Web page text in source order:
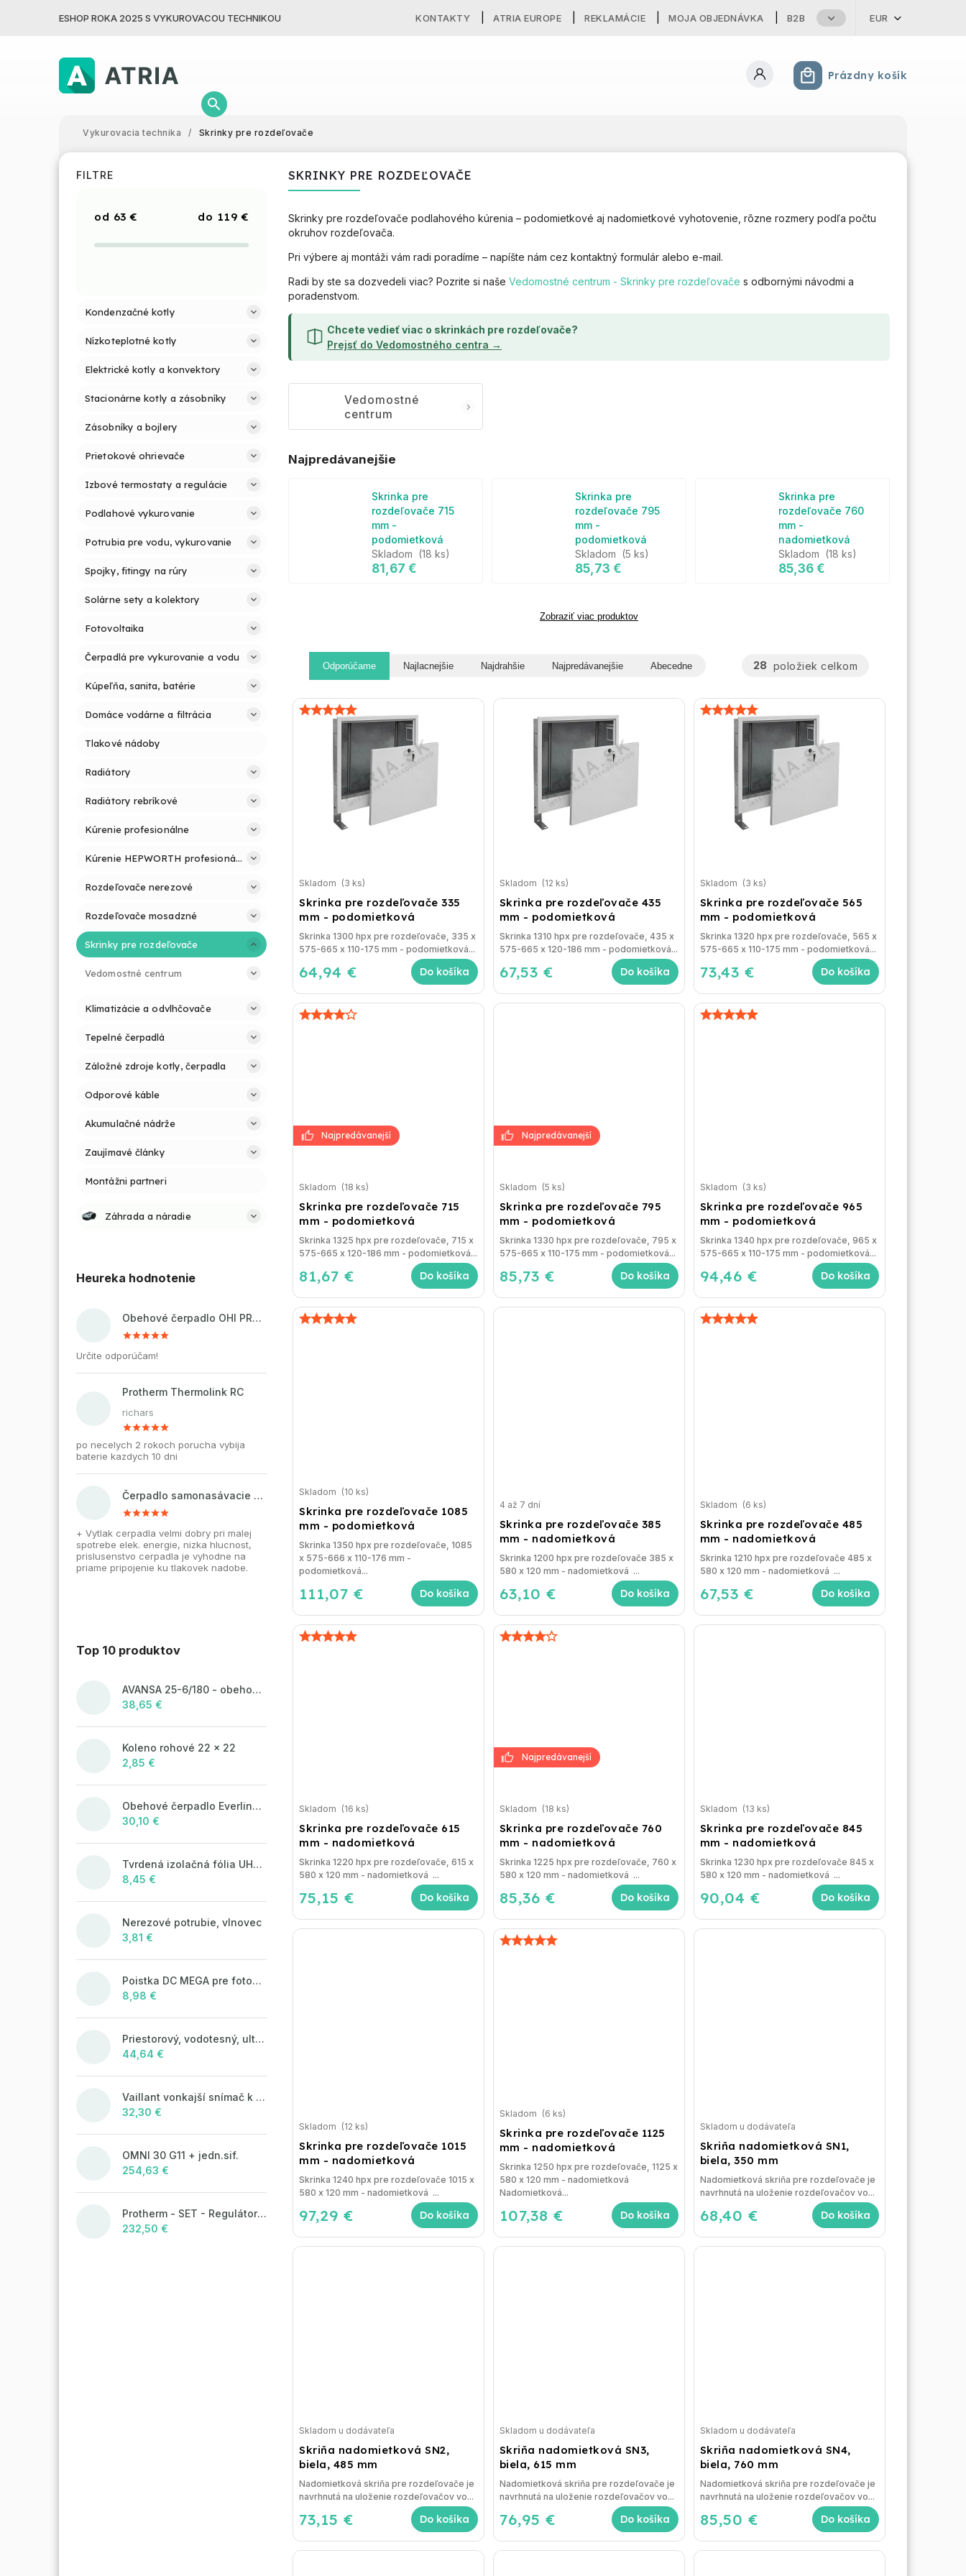
ESHOP ROKA 2025 S VYKUROVACOU TECHNIKOU KONTAKTY ATRIA EUROPE REKLAMÁCIE MOJA OBJEDNÁVKA B2B EUR
Nákupný košík
Prázdny košík
Vykurovacia technika / Skrinky pre rozdeľovače
FILTRE
63 € 119 €
Kondenzačné kotly
Nízkoteplotné kotly
Elektrické kotly a konvektory
Stacionárne kotly a zásobníky
Zásobníky a bojlery
Prietokové ohrievače
Izbové termostaty a regulácie
Podlahové vykurovanie
Potrubia pre vodu, vykurovanie
Spojky, fitingy na rúry
Solárne sety a kolektory
Fotovoltaika
Čerpadlá pre vykurovanie a vodu
Kúpeľňa, sanita, batérie
Domáce vodárne a filtrácia
Tlakové nádoby
Radiátory
Radiátory rebríkové
Kúrenie profesionálne
Kúrenie HEPWORTH profesionálne a jednoducho
Rozdeľovače nerezové
Rozdeľovače mosadzné
Skrinky pre rozdeľovače
Vedomostné centrum
Klimatizácie a odvlhčovače
Tepelné čerpadlá
Záložné zdroje kotly, čerpadla
Odporové káble
Akumulačné nádrže
Zaujímavé články
Montážni partneri
Záhrada a náradie
Heureka hodnotenie
Obehové čerpadlo OHI PRO 32-60/180 pre kúrenie a cirkuláciu vody
Určite odporúčam!
Protherm Thermolink RC
richars
po necelych 2 rokoch porucha vybija
baterie kazdych 10 dni
Čerpadlo samonasávacie WZI 750 na vodu, povrchové, liatinové
+ Vytlak cerpadla velmi dobry pri malej
spotrebe elek. energie, nizka hlucnost,
prislusenstvo cerpadla je vyhodne na
priame pripojenie ku tlakovek nadobe.
Top 10 produktov
AVANSA 25-6/180 - obehové čerpadlo, pripojovací závit 6/4"
38,65 €
Koleno rohové 22 x 22
2,85 €
Obehové čerpadlo Everline 25/4/180
30,10 €
Tvrdená izolačná fólia UHP50 (STIROTERMAL SOLO)
8,45 €
Nerezové potrubie, vlnovec
3,81 €
Poistka DC MEGA pre fotovoltaické systémy 125A/80V
8,98 €
Priestorový, vodotesný, ultrazvukový plašič na kuny, myši a potkany DRAGON ULTRASONIC CH360 - napájanie na batérie 4xAA
44,64 €
Vaillant vonkajší snímač k ekvitermickým reguláciám
32,30 €
OMNI 30 G11 + jedn.sif.
254,63 €
Protherm - SET - Regulátor MiGo Select + brána MiGo Link
232,50 €
SKRINKY PRE ROZDEĽOVAČE
Skrinky pre rozdeľovače podlahového kúrenia – podomietkové aj nadomietkové vyhotovenie, rôzne rozmery podľa počtu
okruhov rozdeľovača.
Pri výbere aj montáži vám radi poradíme – napíšte nám cez kontaktný formulár alebo e-mail.
Radi by ste sa dozvedeli viac? Pozrite si naše Vedomostné centrum - Skrinky pre rozdeľovače s odbornými návodmi a
poradenstvom.
Chcete vedieť viac o skrinkách pre rozdeľovače?
Prejsť do Vedomostného centra →
Vedomostné
centrum
Najpredávanejšie
Skrinka pre
rozdeľovače 715
mm -
podomietková
Skladom (18 ks)
81,67 €
Skrinka pre
rozdeľovače 795
mm -
podomietková
Skladom (5 ks)
85,73 €
Skrinka pre
rozdeľovače 760
mm -
nadomietková
Skladom (18 ks)
85,36 €
Zobraziť viac produktov
Odporúčame Najlacnejšie Najdrahšie Najpredávanejšie Abecedne 28 položiek celkom
Skrinka pre rozdeľovače 335
mm - podomietková
Skladom (3 ks)
64,94 € Do košíka
Skrinka 1300 hpx pre rozdeľovače, 335 x
575-665 x 110-175 mm - podomietková...
Skrinka pre rozdeľovače 435
mm - podomietková
Skladom (12 ks)
67,53 € Do košíka
Skrinka 1310 hpx pre rozdeľovače, 435 x
575-665 x 120-186 mm - podomietková...
Skrinka pre rozdeľovače 565
mm - podomietková
Skladom (3 ks)
73,43 € Do košíka
Skrinka 1320 hpx pre rozdeľovače, 565 x
575-665 x 110-175 mm - podomietková...
Skrinka pre rozdeľovače 715
mm - podomietková
Skladom (18 ks)
81,67 € Do košíka
Skrinka 1325 hpx pre rozdeľovače, 715 x
575-665 x 120-186 mm - podomietková...
Skrinka pre rozdeľovače 795
mm - podomietková
Skladom (5 ks)
85,73 € Do košíka
Skrinka 1330 hpx pre rozdeľovače, 795 x
575-665 x 110-175 mm - podomietková...
Skrinka pre rozdeľovače 965
mm - podomietková
Skladom (3 ks)
94,46 € Do košíka
Skrinka 1340 hpx pre rozdeľovače, 965 x
575-665 x 110-175 mm - podomietková...
Skrinka pre rozdeľovače 1085
mm - podomietková
Skladom (10 ks)
111,07 € Do košíka
Skrinka 1350 hpx pre rozdeľovače, 1085
x 575-666 x 110-176 mm -
podomietková...
Skrinka pre rozdeľovače 385
mm - nadomietková
4 až 7 dní
63,10 € Do košíka
Skrinka 1200 hpx pre rozdeľovače 385 x
580 x 120 mm - nadomietková ...
Skrinka pre rozdeľovače 485
mm - nadomietková
Skladom (6 ks)
67,53 € Do košíka
Skrinka 1210 hpx pre rozdeľovače 485 x
580 x 120 mm - nadomietková ...
Skrinka pre rozdeľovače 615
mm - nadomietková
Skladom (16 ks)
75,15 € Do košíka
Skrinka 1220 hpx pre rozdeľovače, 615 x
580 x 120 mm - nadomietková ...
Skrinka pre rozdeľovače 760
mm - nadomietková
Skladom (18 ks)
85,36 € Do košíka
Skrinka 1225 hpx pre rozdeľovače, 760 x
580 x 120 mm - nadomietková ...
Skrinka pre rozdeľovače 845
mm - nadomietková
Skladom (13 ks)
90,04 € Do košíka
Skrinka 1230 hpx pre rozdeľovače 845 x
580 x 120 mm - nadomietková ...
Skrinka pre rozdeľovače 1015
mm - nadomietková
Skladom (12 ks)
97,29 € Do košíka
Skrinka 1240 hpx pre rozdeľovače 1015 x
580 x 120 mm - nadomietková ...
Skrinka pre rozdeľovače 1125
mm - nadomietková
Skladom (6 ks)
107,38 € Do košíka
Skrinka 1250 hpx pre rozdeľovače, 1125 x
580 x 120 mm - nadomietková
Nadomietková...
Skriňa nadomietková SN1,
biela, 350 mm
Skladom u dodávateľa
68,40 € Do košíka
Nadomietková skriňa pre rozdeľovače je
navrhnutá na uloženie rozdeľovačov vo...
Skriňa nadomietková SN2,
biela, 485 mm
Skladom u dodávateľa
73,15 € Do košíka
Nadomietková skriňa pre rozdeľovače je
navrhnutá na uloženie rozdeľovačov vo...
Skriňa nadomietková SN3,
biela, 615 mm
Skladom u dodávateľa
76,95 € Do košíka
Nadomietková skriňa pre rozdeľovače je
navrhnutá na uloženie rozdeľovačov vo...
Skriňa nadomietková SN4,
biela, 760 mm
Skladom u dodávateľa
85,50 € Do košíka
Nadomietková skriňa pre rozdeľovače je
navrhnutá na uloženie rozdeľovačov vo...